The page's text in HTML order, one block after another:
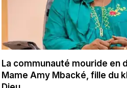
La communauté mouride en
Mame Amy Mbacké, fille du